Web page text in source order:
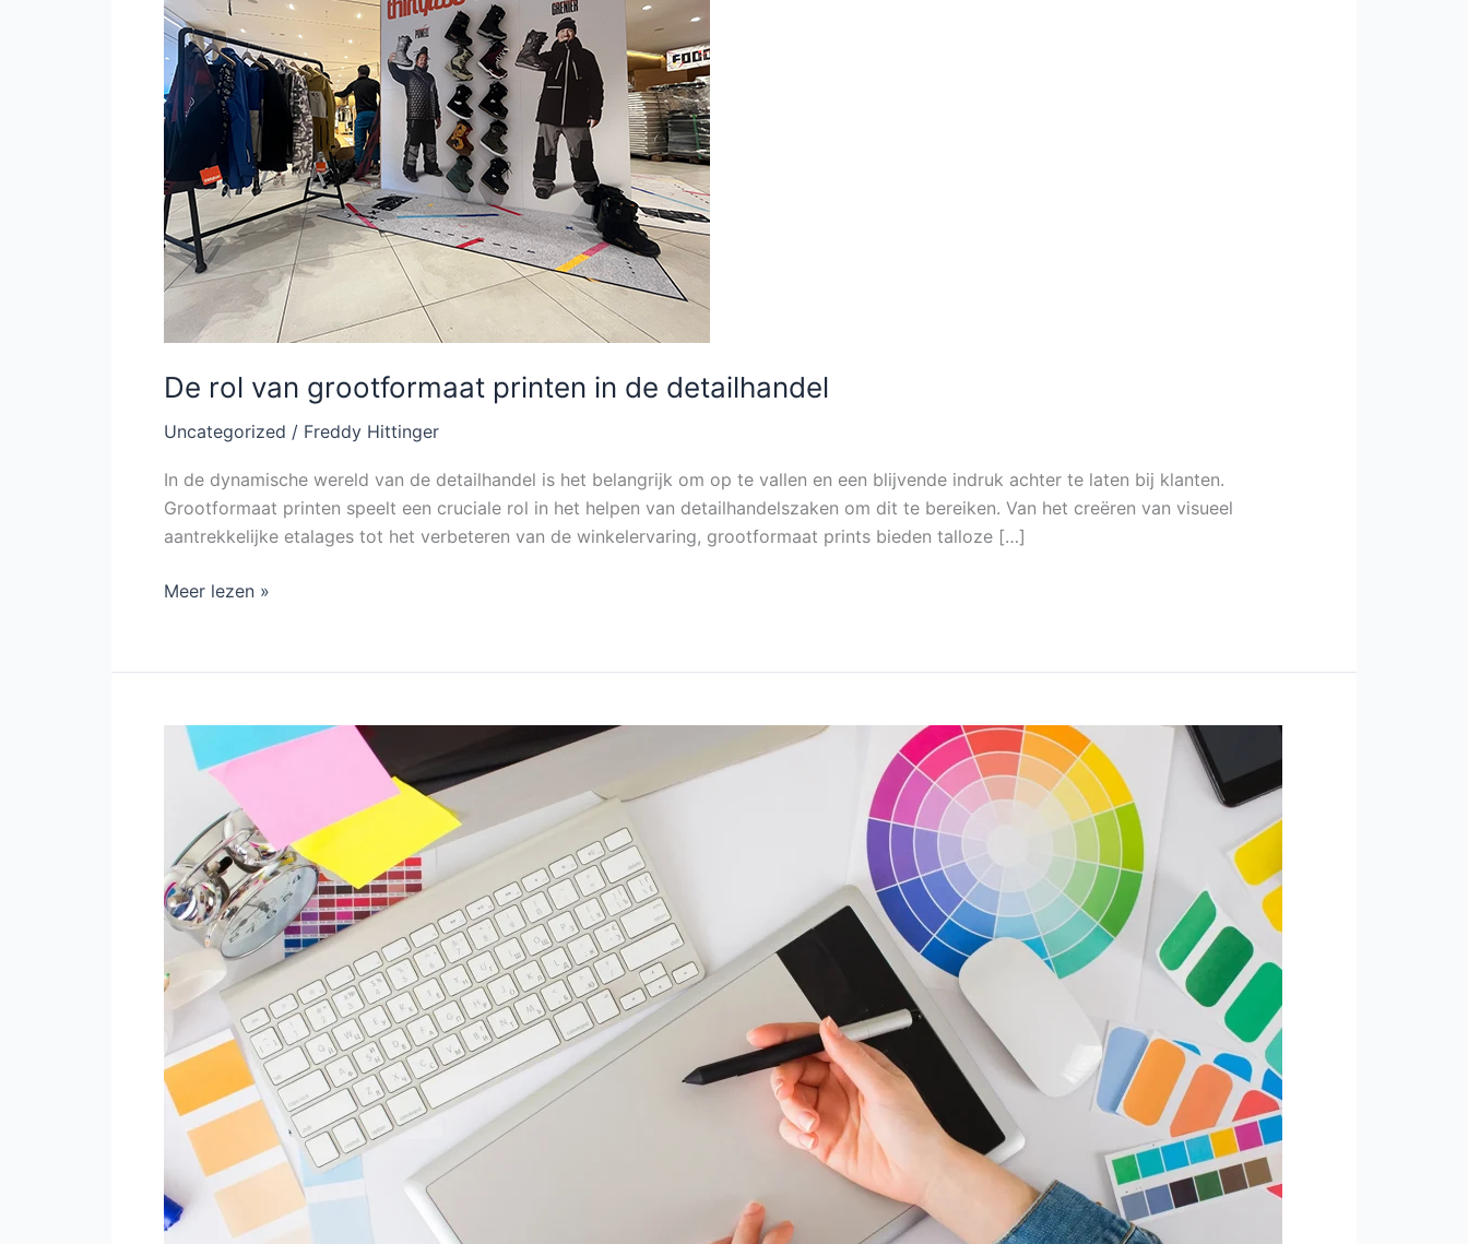
De rol van grootformaat printen in de detailhandel
Uncategorized / Freddy Hittinger
In de dynamische wereld van de detailhandel is het belangrijk om op te vallen en een blijvende indruk achter te laten bij klanten.
Grootformaat printen speelt een cruciale rol in het helpen van detailhandelszaken om dit te bereiken. Van het creëren van visueel
aantrekkelijke etalages tot het verbeteren van de winkelervaring, grootformaat prints bieden talloze […]
grootformaat
printen
in
de
detailhandel
Meer lezen »
gestelde
DTP-
vragen